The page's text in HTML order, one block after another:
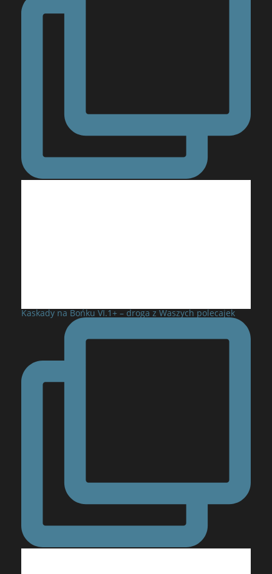
Kaskady na Bońku VI.1+ – droga z Waszych polecajek